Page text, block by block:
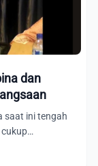
dan
saat ini tengah